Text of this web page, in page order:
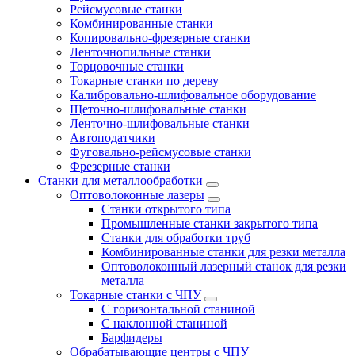
Рейсмусовые станки
Комбинированные станки
Копировально-фрезерные станки
Ленточнопильные станки
Торцовочные станки
Токарные станки по дереву
Калибровально-шлифовальное оборудование
Щеточно-шлифовальные станки
Ленточно-шлифовальные станки
Автоподатчики
Фуговально-рейсмусовые станки
Фрезерные станки
Станки для металлообработки
Оптоволоконные лазеры
Станки открытого типа
Промышленные станки закрытого типа
Станки для обработки труб
Комбинированные станки для резки металла
Оптоволоконный лазерный станок для резки
металла
Токарные станки с ЧПУ
С горизонтальной станиной
С наклонной станиной
Барфидеры
Обрабатывающие центры с ЧПУ